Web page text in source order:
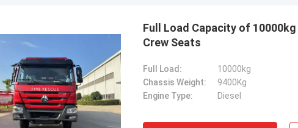
Full Load Capacity of
Crew Seats
Full Load:
10000kg
Chassis Weight:
9400Kg
Engine Type:
Diesel